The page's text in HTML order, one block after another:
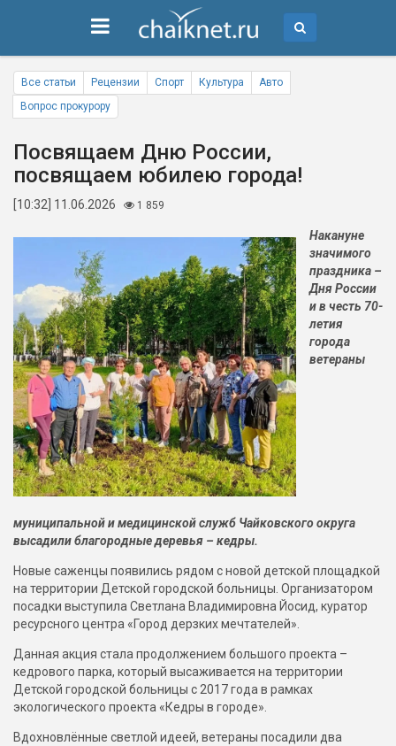
Все статьи Рецензии Спорт Культура
Авто
Вопрос прокурору
Посвящаем Дню России,
посвящаем юбилею города!
[10:32] 11.06.2026 1 859
Накануне
значимого
праздника –
Дня России
и в честь 70-
летия
города
ветераны
муниципальной и медицинской служб Чайковского округа
высадили благородные деревья – кедры.
Новые саженцы появились рядом с новой детской площадкой
на территории Детской городской больницы. Организатором
посадки выступила Светлана Владимировна Йосид, куратор
ресурсного центра «Город дерзких мечтателей».
Данная акция стала продолжением большого проекта –
кедрового парка, который высаживается на территории
Детской городской больницы с 2017 года в рамках
экологического проекта «Кедры в городе».
Вдохновлённые светлой идеей, ветераны посадили два